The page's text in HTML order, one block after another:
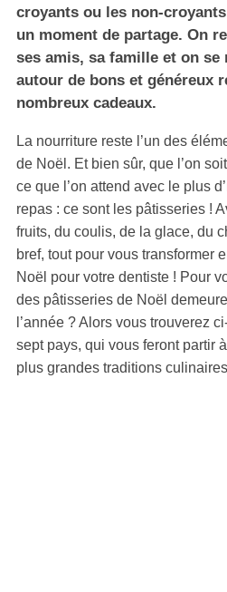
croyants ou les non-
un moment de partage. On
ses amis, sa famille et on
autour de bons et généreux
nombreux cadeaux.
La nourriture reste l’un des
de Noël. Et bien sûr, que l’on
ce que l’on attend avec le plus
repas : ce sont les pâtisseries !
fruits, du coulis, de la glace, du
bref, tout pour vous transformer
Noël pour votre dentiste ! Pour
des pâtisseries de Noël
l’année ? Alors vous trouverez
sept pays, qui vous feront partir
plus grandes traditions